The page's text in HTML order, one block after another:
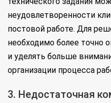
неудовлетворенности
постовой работе. Для
необходимо более точно
и уделять больше
организации процесса
3. Недостаточная